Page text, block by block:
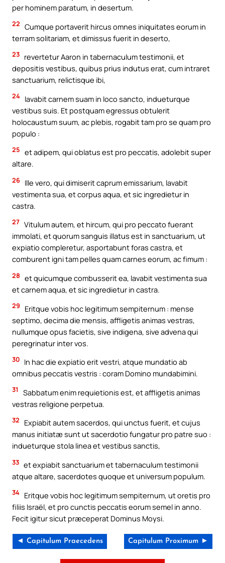
per hominem paratum, in desertum.
22 Cumque portaverit hircus omnes iniquitates eorum in
terram solitariam, et dimissus fuerit in deserto,
23 revertetur Aaron in tabernaculum testimonii, et
depositis vestibus, quibus prius indutus erat, cum intraret
sanctuarium, relictisque ibi,
24 lavabit carnem suam in loco sancto, indueturque
vestibus suis. Et postquam egressus obtulerit
holocaustum suum, ac plebis, rogabit tam pro se quam pro
populo :
25 et adipem, qui oblatus est pro peccatis, adolebit super
altare.
26 Ille vero, qui dimiserit caprum emissarium, lavabit
vestimenta sua, et corpus aqua, et sic ingredietur in
castra.
27 Vitulum autem, et hircum, qui pro peccato fuerant
immolati, et quorum sanguis illatus est in sanctuarium, ut
expiatio compleretur, asportabunt foras castra, et
comburent igni tam pelles quam carnes eorum, ac fimum :
28 et quicumque combusserit ea, lavabit vestimenta sua
et carnem aqua, et sic ingredietur in castra.
29
Eritque vobis hoc legitimum sempiternum : mense
septimo, decima die mensis, affligetis animas vestras,
nullumque opus facietis, sive indigena, sive advena qui
peregrinatur inter vos.
30 In hac die expiatio erit vestri, atque mundatio ab
omnibus peccatis vestris : coram Domino mundabimini.
31
Sabbatum enim requietionis est, et affligetis animas
vestras religione perpetua.
32
Expiabit autem sacerdos, qui unctus fuerit, et cujus
manus initiatæ sunt ut sacerdotio fungatur pro patre suo :
indueturque stola linea et vestibus sanctis,
33 et expiabit sanctuarium et tabernaculum testimonii
atque altare, sacerdotes quoque et universum populum.
34 Eritque vobis hoc legitimum sempiternum, ut oretis pro
filiis Israël, et pro cunctis peccatis eorum semel in anno.
Fecit igitur sicut præceperat Dominus Moysi.
◄ Capitulum Praecedens Capitulum Proximum ►